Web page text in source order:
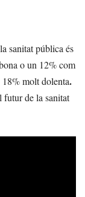
sanitat pública és
o un 12% com
molt dolenta.
futur de la sanitat